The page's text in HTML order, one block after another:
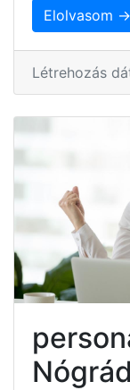
Elolvasom →
Létrehozás